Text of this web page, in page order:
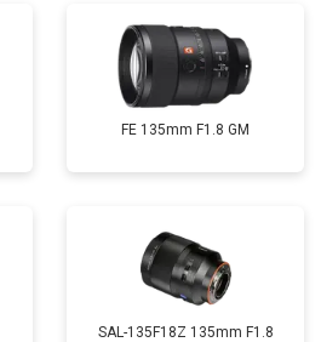
FE 135mm F1.8 GM
SAL-135F18Z 135mm F1.8